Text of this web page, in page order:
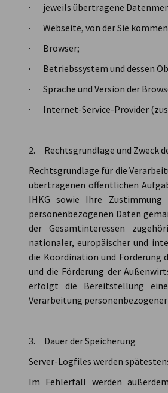
· jeweils übertragene
· Webseite, von der Sie
· Browser;
· Betriebssystem und dessen
· Sprache und Version der
· Internet-Service-Provider
2. Rechtsgrundlage und Zweck
Rechtsgrundlage für die
übertragenen öffentlichen
IHKG sowie Ihre
personenbezogenen Daten
der Gesamtinteressen
nationaler, europäischer und
die Koordination und Förderung
und die Förderung der
erfolgt die Bereitstellung
Verarbeitung
3. Dauer der Speicherung
Server-Logfiles werden
Im Fehlerfall werden